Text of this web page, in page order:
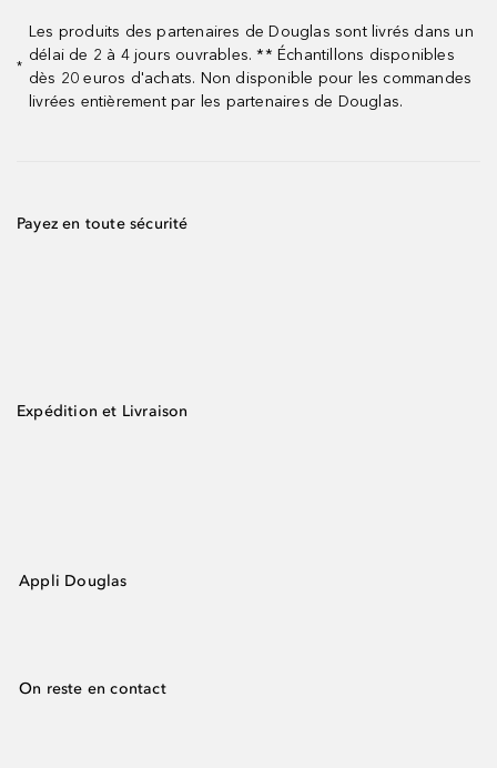
*
Les produits des partenaires de Douglas sont livrés dans un
délai de 2 à 4 jours ouvrables. ** Échantillons disponibles
dès 20 euros d'achats. Non disponible pour les commandes
livrées entièrement par les partenaires de Douglas.
Payez en toute sécurité
Expédition et Livraison
Appli Douglas
On reste en contact